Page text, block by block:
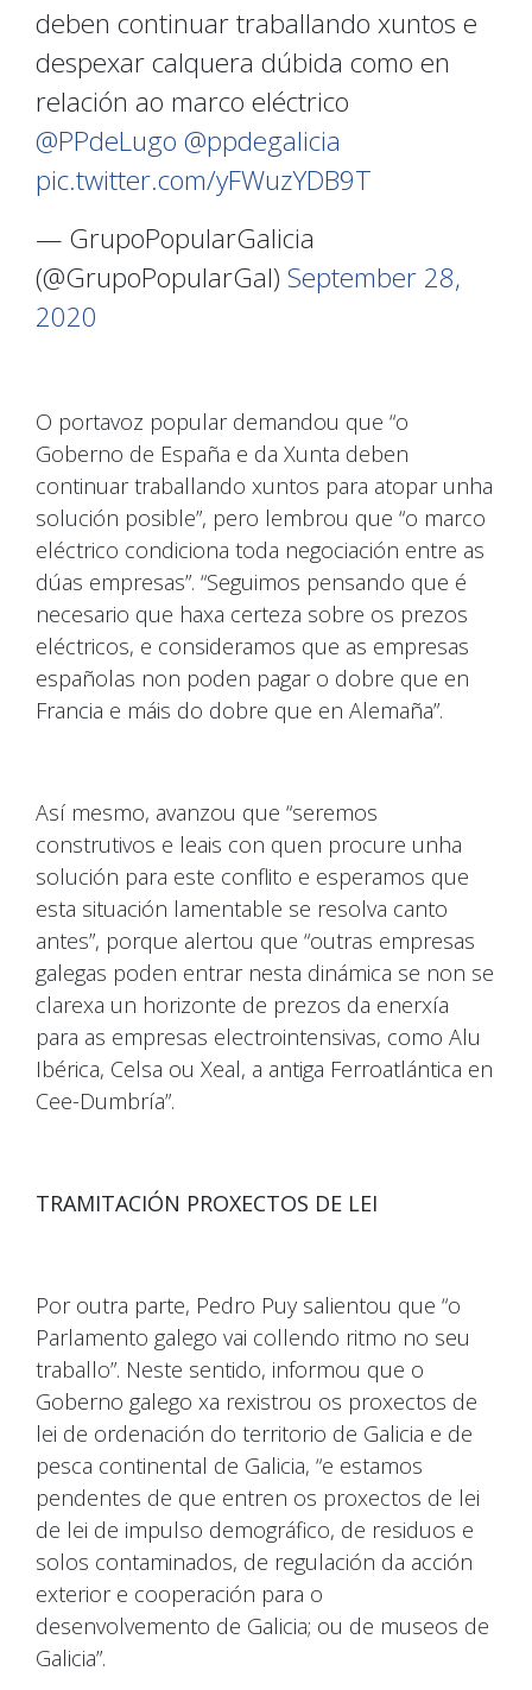
deben continuar traballando xuntos e
despexar calquera dúbida como en
relación ao marco eléctrico
@PPdeLugo @ppdegalicia
pic.twitter.com/yFWuzYDB9T
— GrupoPopularGalicia
(@GrupoPopularGal) September 28,
2020
O portavoz popular demandou que “o
Goberno de España e da Xunta deben
continuar traballando xuntos para atopar unha
solución posible”, pero lembrou que “o marco
eléctrico condiciona toda negociación entre as
dúas empresas”. “Seguimos pensando que é
necesario que haxa certeza sobre os prezos
eléctricos, e consideramos que as empresas
españolas non poden pagar o dobre que en
Francia e máis do dobre que en Alemaña”.
Así mesmo, avanzou que “seremos
construtivos e leais con quen procure unha
solución para este conflito e esperamos que
esta situación lamentable se resolva canto
antes”, porque alertou que “outras empresas
galegas poden entrar nesta dinámica se non se
clarexa un horizonte de prezos da enerxía
para as empresas electrointensivas, como Alu
Ibérica, Celsa ou Xeal, a antiga Ferroatlántica en
Cee-Dumbría”.
TRAMITACIÓN PROXECTOS DE LEI
Por outra parte, Pedro Puy salientou que “o
Parlamento galego vai collendo ritmo no seu
traballo”. Neste sentido, informou que o
Goberno galego xa rexistrou os proxectos de
lei de ordenación do territorio de Galicia e de
pesca continental de Galicia, “e estamos
pendentes de que entren os proxectos de lei
de lei de impulso demográfico, de residuos e
solos contaminados, de regulación da acción
exterior e cooperación para o
desenvolvemento de Galicia; ou de museos de
Galicia”.